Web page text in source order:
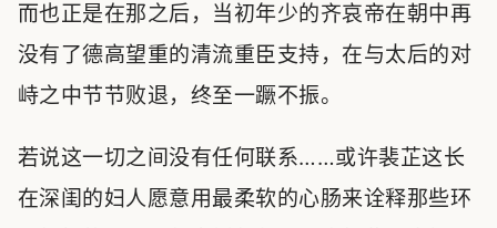
而也正是在那之后，当初年少的齐哀帝在朝中再
没有了德高望重的清流重臣支持，在与太后的对
峙之中节节败退，终至一蹶不振。
若说这一切之间没有任何联系……或许裴芷这长
在深闺的妇人愿意用最柔软的心肠来诠释那些环